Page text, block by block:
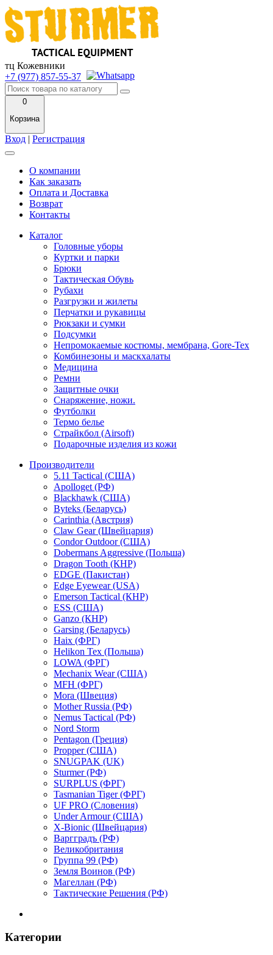
тц Кожевники
+7 (977) 857-55-37
0
Корзина
Вход | Регистрация
О компании
Как заказать
Оплата и Доставка
Возврат
Контакты
Каталог
Головные уборы
Куртки и парки
Брюки
Тактическая Обувь
Рубахи
Разгрузки и жилеты
Перчатки и рукавицы
Рюкзаки и сумки
Подсумки
Непромокаемые костюмы, мембрана, Gore-Tex
Комбинезоны и маскхалаты
Медицина
Ремни
Защитные очки
Снаряжение, ножи.
Футболки
Термо белье
Страйкбол (Airsoft)
Подарочные изделия из кожи
Производители
5.11 Tactical (США)
Apolloget (РФ)
Blackhawk (США)
Byteks (Беларусь)
Carinthia (Австрия)
Claw Gear (Швейцария)
Condor Outdoor (США)
Dobermans Aggressive (Польша)
Dragon Tooth (КНР)
EDGE (Пакистан)
Edge Eyewear (USA)
Emerson Tactical (КНР)
ESS (США)
Ganzo (КНР)
Garsing (Беларусь)
Haix (ФРГ)
Helikon Tex (Польша)
LOWA (ФРГ)
Mechanix Wear (США)
MFH (ФРГ)
Mora (Швеция)
Mother Russia (РФ)
Nemus Tactical (РФ)
Nord Storm
Pentagon (Греция)
Propper (США)
SNUGPAK (UK)
Sturmer (РФ)
SURPLUS (ФРГ)
Tasmanian Tiger (ФРГ)
UF PRO (Словения)
Under Armour (США)
X-Bionic (Швейцария)
Варгградъ (РФ)
Великобритания
Группа 99 (РФ)
Земля Воинов (РФ)
Магеллан (РФ)
Тактические Решения (РФ)
Категории